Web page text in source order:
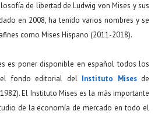
de libertad de Ludwig von Mises y sus
en 2008, ha tenido varios nombres y se
como Mises Hispano (2011-2018).
es poner disponible en español todos los
fondo editorial del Instituto Misesde
El Instituto Mises es la más importante
de la economía de mercado en todo el